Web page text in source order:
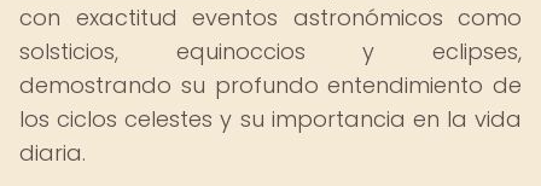
con exactitud eventos astronómicos como
solsticios, equinoccios y eclipses,
demostrando su profundo entendimiento de
los ciclos celestes y su importancia en la vida
diaria.